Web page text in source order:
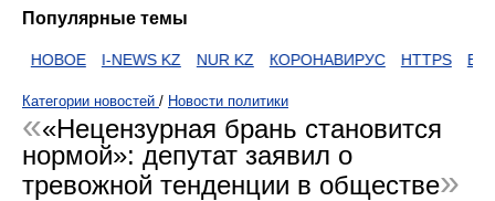
Популярные темы
НОВОЕ I-NEWS KZ NUR KZ КОРОНАВИРУС HTTPS ЕГОВ
Категории новостей / Новости политики
«Нецензурная брань становится
нормой»: депутат заявил о
тревожной тенденции в обществе